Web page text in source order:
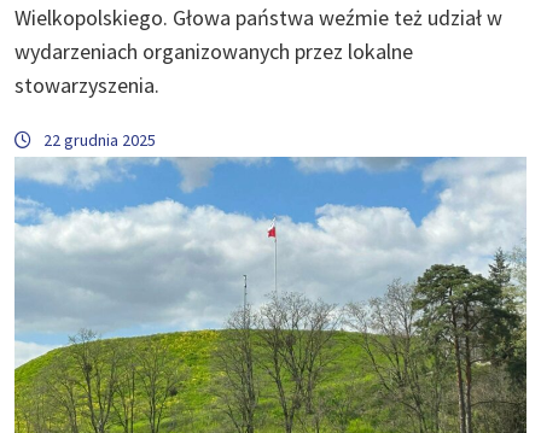
Wielkopolskiego. Głowa państwa weźmie też udział w
wydarzeniach organizowanych przez lokalne
stowarzyszenia.
22 grudnia 2025